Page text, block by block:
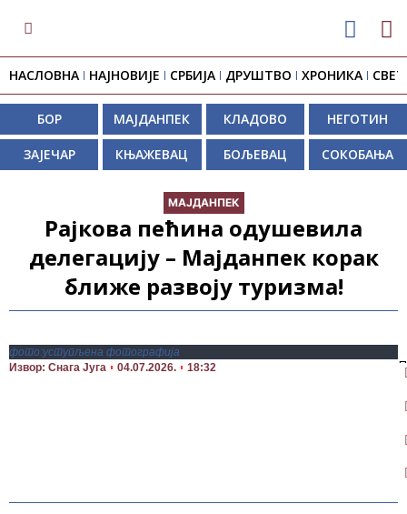
НАСЛОВНА НАЈНОВИЈЕ СРБИЈА ДРУШТВО ХРОНИКА СВЕТ
БОР МАЈДАНПЕК КЛАДОВО НЕГОТИН
ЗАЈЕЧАР КЊАЖЕВАЦ БОЉЕВАЦ СОКОБАЊА
МАЈДАНПЕК
Рајкова пећина одушевила
делегацију – Мајданпек корак
ближе развоју туризма!
фото:уступљена фотографија
Извор: Снага Југа
04.07.2026. 18:32